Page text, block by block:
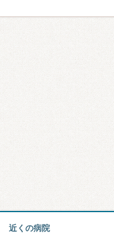
近くの病院